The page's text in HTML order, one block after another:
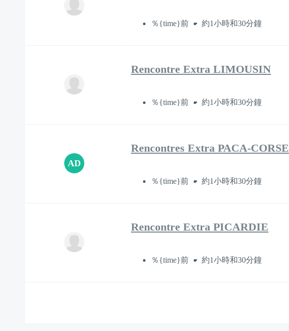
％{time}前 約1小時和30分鐘
Rencontre Extra LIMOUSIN
％{time}前 約1小時和30分鐘
AD
Rencontres Extra PACA-CORSE
％{time}前 約1小時和30分鐘
Rencontre Extra PICARDIE
％{time}前 約1小時和30分鐘